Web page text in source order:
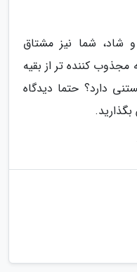
شاد، شما نیز مشتاق
کننده تر از بقیه
دارد؟ حتما دیدگاه
بگذارید.